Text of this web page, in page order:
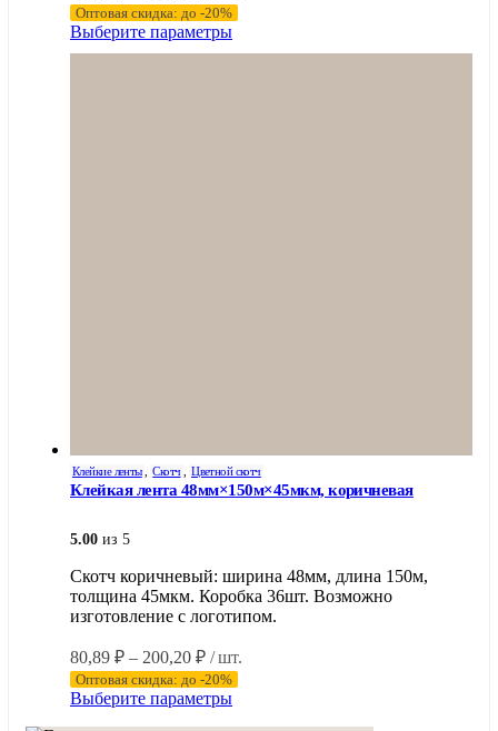
цен:
80,89 ₽
–
Оптовая скидка: до -20%
Выберите параметрыЭтот
товар
Клейкие ленты, Скотч , Цветной скотч
Клейкая лента 48мм×150м×45мкм, коричневая
5.00 из 5
Скотч коричневый: ширина 48мм, длина 150м,
толщина 45мкм. Коробка 36шт. Возможно
изготовление с логотипом.
80,89 ₽ – 200,20 ₽Диапазон
цен:
80,89 ₽
/ шт.
Оптовая скидка: до -20%
Выберите параметрыЭтот